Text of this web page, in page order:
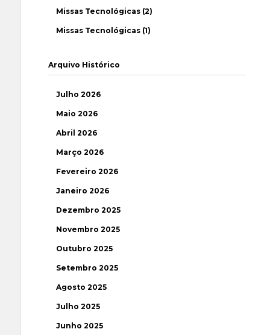
Missas Tecnológicas (2)
Missas Tecnológicas (1)
Arquivo Histórico
Julho 2026
Maio 2026
Abril 2026
Março 2026
Fevereiro 2026
Janeiro 2026
Dezembro 2025
Novembro 2025
Outubro 2025
Setembro 2025
Agosto 2025
Julho 2025
Junho 2025